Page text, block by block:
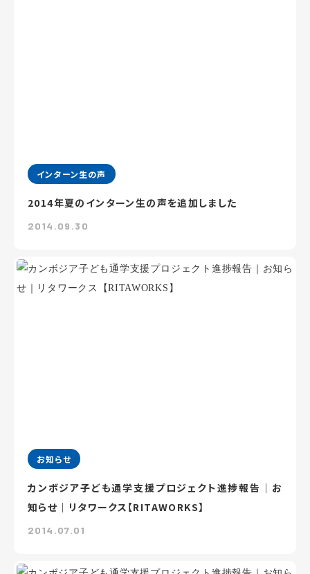
インターン生の声
2014年夏のインターン生の声を追加しました
2014.09.30
お知らせ
カンボジア子ども通学支援プロジェクト進捗報告｜お
知らせ｜リタワークス【RITAWORKS】
2014.07.01